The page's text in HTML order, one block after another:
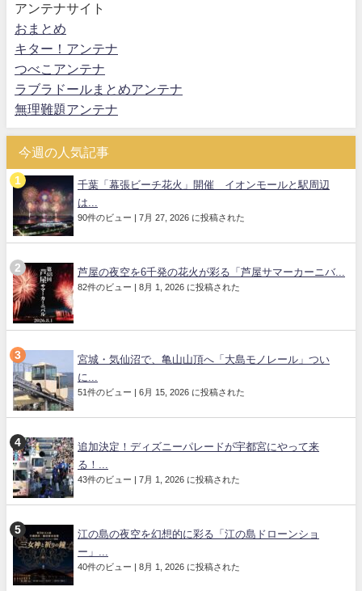
アンテナサイト
おまとめ
キター！アンテナ
つべこアンテナ
ラブラドールまとめアンテナ
無理難題アンテナ
今週の人気記事
千葉「幕張ビーチ花火」開催 イオンモールと駅周辺
は...
90件のビュー 7月 27, 2026 に投稿された
芦屋の夜空を6千発の花火が彩る「芦屋サマーカーニバ...
82件のビュー 8月 1, 2026 に投稿された
宮城・気仙沼で、亀山山頂へ「大島モノレール」つい
に...
51件のビュー 6月 15, 2026 に投稿された
追加決定！ディズニーパレードが宇都宮にやって来
る！...
43件のビュー 7月 1, 2026 に投稿された
江の島の夜空を幻想的に彩る「江の島ドローンショ
ー」...
40件のビュー 8月 1, 2026 に投稿された